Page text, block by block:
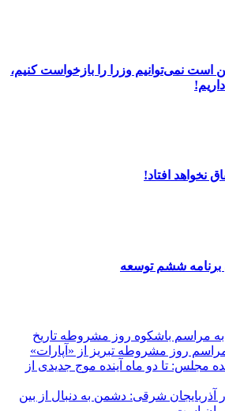
است نمی‌توانیم وزرا را بازخواست کنیم،
نخواهد افتاد!
برنامه ششم توسعه
مراسم باشکوه روز مشروطه تاریخ
روز مشروطه تبریز از «آپارات»
مجلس: تا دو ماه آینده موج جدیدی از
آذربایجان شرقی: دشمن به دنبال از بین